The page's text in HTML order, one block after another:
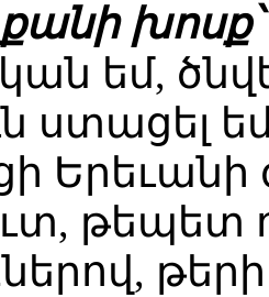
խոսք՝
եմ,
ստացել
թեպետ
թերի